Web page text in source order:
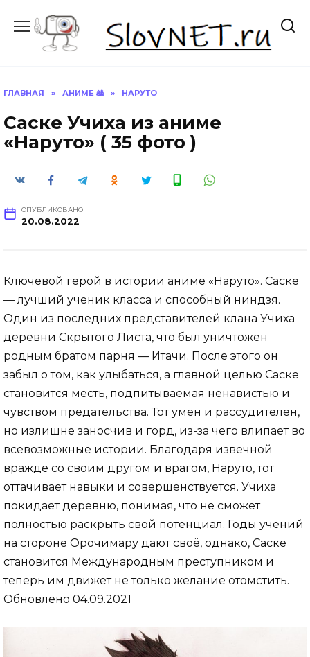
содержанию
ГЛАВНАЯ » АНИМЕ 🎎 » НАРУТО
Саске Учиха из аниме
«Наруто» ( 35 фото )
ОПУБЛИКОВАНО
20.08.2022
Ключевой герой в истории аниме «Наруто». Саске
— лучший ученик класса и способный ниндзя.
Один из последних представителей клана Учиха
деревни Скрытого Листа, что был уничтожен
родным братом парня — Итачи. После этого он
забыл о том, как улыбаться, а главной целью Саске
становится месть, подпитываемая ненавистью и
чувством предательства. Тот умён и рассудителен,
но излишне заносчив и горд, из-за чего влипает во
всевозможные истории. Благодаря извечной
вражде со своим другом и врагом, Наруто, тот
оттачивает навыки и совершенствуется. Учиха
покидает деревню, понимая, что не сможет
полностью раскрыть свой потенциал. Годы учений
на стороне Орочимару дают своё, однако, Саске
становится Международным преступником и
теперь им движет не только желание отомстить.
Обновлено 04.09.2021